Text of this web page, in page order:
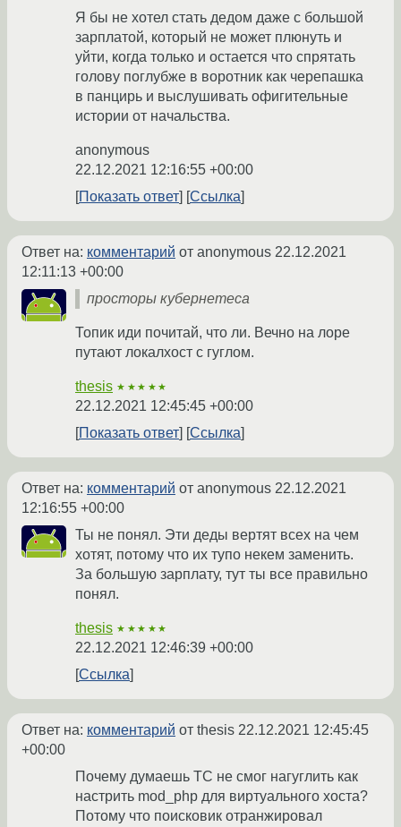
Я бы не хотел стать дедом даже с большой
зарплатой, который не может плюнуть и
уйти, когда только и остается что спрятать
голову поглубже в воротник как черепашка
в панцирь и выслушивать офигительные
истории от начальства.
anonymous
22.12.2021 12:16:55 +00:00
Показать ответ
Ссылка
Ответ на: комментарий от anonymous 22.12.2021
12:11:13 +00:00
просторы кубернетеса
Топик иди почитай, что ли. Вечно на лоре
путают локалхост с гуглом.
thesis ★★★★★
22.12.2021 12:45:45 +00:00
Показать ответ
Ссылка
Ответ на: комментарий от anonymous 22.12.2021
12:16:55 +00:00
Ты не понял. Эти деды вертят всех на чем
хотят, потому что их тупо некем заменить.
За большую зарплату, тут ты все правильно
понял.
thesis ★★★★★
22.12.2021 12:46:39 +00:00
Ссылка
Ответ на: комментарий от thesis 22.12.2021 12:45:45
+00:00
Почему думаешь ТС не смог нагуглить как
настрить mod_php для виртуального хоста?
Потому что поисковик отранжировал